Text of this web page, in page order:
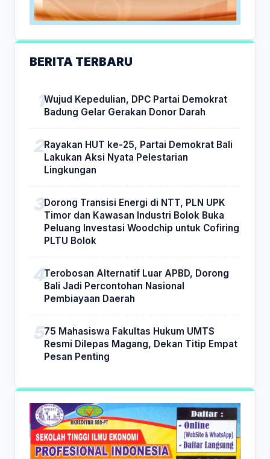
BERITA TERBARU
Wujud Kepedulian, DPC Partai Demokrat
Badung Gelar Gerakan Donor Darah
Rayakan HUT ke-25, Partai Demokrat Bali
Lakukan Aksi Nyata Pelestarian
Lingkungan
Dorong Transisi Energi di NTT, PLN UPK
Timor dan Kawasan Industri Bolok Buka
Peluang Investasi Woodchip untuk Cofiring
PLTU Bolok
Terobosan Alternatif Luar APBD, Dorong
Bali Jadi Percontohan Nasional
Pembiayaan Daerah
75 Mahasiswa Fakultas Hukum UMTS
Resmi Dilepas Magang, Dekan Titip Empat
Pesan Penting